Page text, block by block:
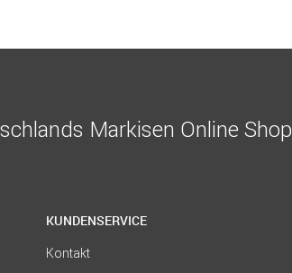
Markisen Online Shop
KUNDENSERVICE
Kontakt